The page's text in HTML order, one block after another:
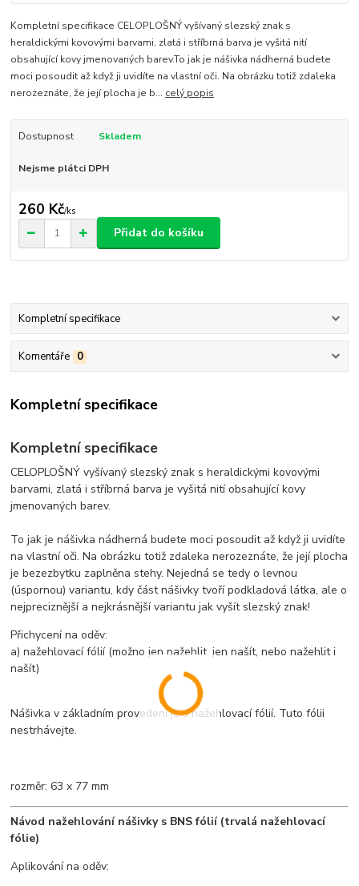
Kompletní specifikace CELOPLOŠNÝ vyšívaný slezský znak s
heraldickými kovovými barvami, zlatá i stříbrná barva je vyšitá nití
obsahující kovy jmenovaných barev.To jak je nášivka nádherná budete
moci posoudit až když ji uvidíte na vlastní oči. Na obrázku totiž zdaleka
nerozeznáte, že její plocha je b... celý popis
Dostupnost Skladem
Nejsme plátci DPH
260 Kč/ks
Přidat do košíku
Kompletní specifikace
Komentáře 0
Kompletní specifikace
Kompletní specifikace
CELOPLOŠNÝ vyšívaný slezský znak s heraldickými kovovými
barvami, zlatá i stříbrná barva je vyšitá nití obsahující kovy
jmenovaných barev.
To jak je nášivka nádherná budete moci posoudit až když ji uvidíte
na vlastní oči. Na obrázku totiž zdaleka nerozeznáte, že její plocha
je bezezbytku zaplněna stehy. Nejedná se tedy o levnou
(úspornou) variantu, kdy část nášivky tvoří podkladová látka, ale o
nejpreciznější a nejkrásnější variantu jak vyšít slezský znak!
Přichycení na oděv:
a) nažehlovací fólií (možno jen nažehlit, jen našít, nebo nažehlit i
našít)
Nášivka v základním provedení je s nažehlovací fólií. Tuto fólii
nestrhávejte.
rozměr: 63 x 77 mm
Návod nažehlování nášivky s BNS fólií (trvalá nažehlovací
fólie)
Aplikování na oděv: